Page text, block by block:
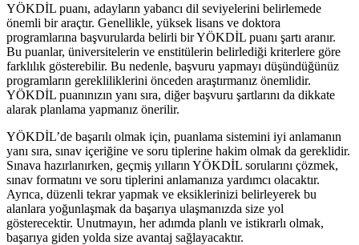
YÖKDİL puanı, adayların yabancı dil seviyelerini belirlemede
önemli bir araçtır. Genellikle, yüksek lisans ve doktora
programlarına başvurularda belirli bir YÖKDİL puanı şartı aranır.
Bu puanlar, üniversitelerin ve enstitülerin belirlediği kriterlere göre
farklılık gösterebilir. Bu nedenle, başvuru yapmayı düşündüğünüz
programların gerekliliklerini önceden araştırmanız önemlidir.
YÖKDİL puanınızın yanı sıra, diğer başvuru şartlarını da dikkate
alarak planlama yapmanız önerilir.
YÖKDİL’de başarılı olmak için, puanlama sistemini iyi anlamanın
yanı sıra, sınav içeriğine ve soru tiplerine hakim olmak da gereklidir.
Sınava hazırlanırken, geçmiş yılların YÖKDİL sorularını çözmek,
sınav formatını ve soru tiplerini anlamanıza yardımcı olacaktır.
Ayrıca, düzenli tekrar yapmak ve eksiklerinizi belirleyerek bu
alanlara yoğunlaşmak da başarıya ulaşmanızda size yol
gösterecektir. Unutmayın, her adımda planlı ve istikrarlı olmak,
başarıya giden yolda size avantaj sağlayacaktır.